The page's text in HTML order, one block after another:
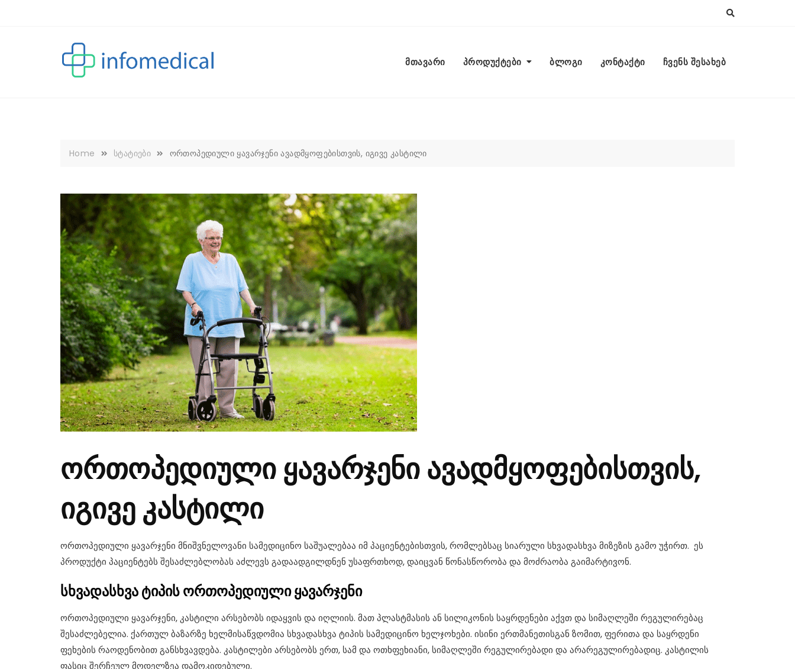
მთავარი პროდუქტები ბლოგი კონტაქტი ჩვენს შესახებ
Home სტატიები ორთოპედიული ყავარჯენი ავადმყოფებისთვის, იგივე კასტილი
ორთოპედიული ყავარჯენი ავადმყოფებისთვის,
იგივე კასტილი
ორთოპედიული ყავარჯენი მნიშვნელოვანი სამედიცინო საშუალებაა იმ პაციენტებისთვის, რომლებსაც სიარული სხვადასხვა მიზეზის გამო უჭირთ. ეს
პროდუქტი პაციენტებს შესაძლებლობას აძლევს გადაადგილდნენ უსაფრთხოდ, დაიცვან წონასწორობა და მოძრაობა გაიმარტივონ.
სხვადასხვა ტიპის ორთოპედიული ყავარჯენი
ორთოპედიული ყავარჯენი, კასტილი არსებობს იდაყვის და იღლიის. მათ პლასტმასის ან სილიკონის საყრდენები აქვთ და სიმაღლეში რეგულირებაც
შესაძლებელია. ქართულ ბაზარზე ხელმისაწვდომია სხვადასხვა ტიპის სამედიცინო ხელჯოხები. ისინი ერთმანეთისგან ზომით, ფერითა და საყრდენი
ფეხების რაოდენობით განსხვავდება. კასტილები არსებობს ერთ, სამ და ოთხფეხიანი, სიმაღლეში რეგულირებადი და არარეგულირებადიც. კასტილის
ფასიც შერჩეულ მოდელზეა დამოკიდებული.